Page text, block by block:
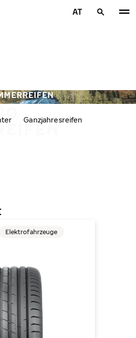
AT
Ganzjahresreifen
Elektrofahrzeuge